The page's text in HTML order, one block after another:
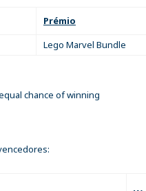
Prémio
Lego Marvel Bundle
chance of winning